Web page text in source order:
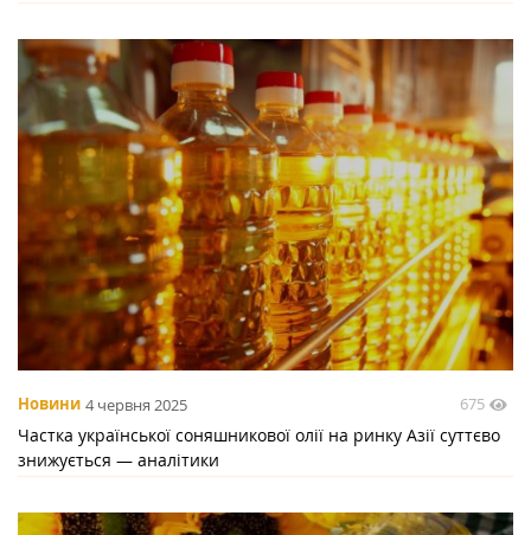
Новини 4 червня 2025 675
Частка української соняшникової олії на ринку Азії суттєво
знижується — аналітики